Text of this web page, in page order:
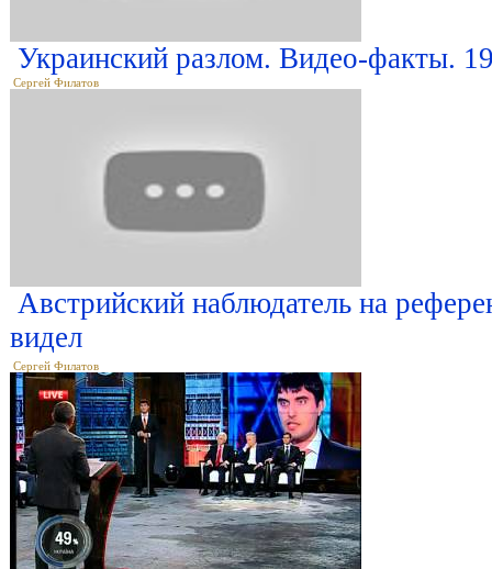
Украинский разлом. Видео-факты.
Сергей Филатов
Австрийский наблюдатель на
видел
Сергей Филатов